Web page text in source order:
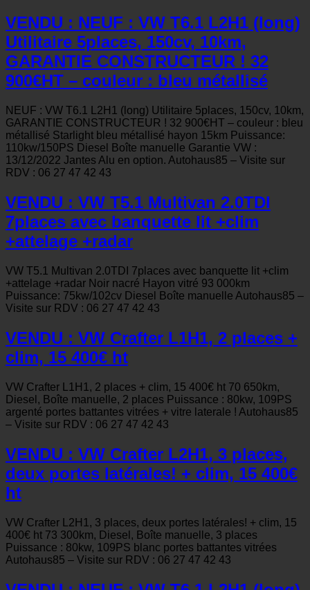
VENDU : NEUF : VW T6.1 L2H1 (long)
Utilitaire 5places, 150cv, 10km,
GARANTIE CONSTRUCTEUR ! 32
900€HT – couleur : bleu métallisé
NEUF : VW T6.1 L2H1 (long) Utilitaire 5places, 150cv, 10km,
GARANTIE CONSTRUCTEUR ! 32 900€HT – couleur : bleu
métallisé Starlight bleu métallisé hayon 15km Puissance:
110kw/150PS Diesel Boîte manuelle Garantie VW :
13/12/2022 Jantes Alu en option. Autohaus85 – Visite sur
RDV : 06 27 47 42 43
VENDU : VW T5.1 Multivan 2.0TDI
7places avec banquette lit +clim
+attelage +radar
VW T5.1 Multivan 2.0TDI 7places avec banquette lit +clim
+attelage +radar Noir nacré Hayon vitré 93 000km
Puissance: 75kw/102cv Diesel Boîte manuelle Autohaus85 –
Visite sur RDV : 06 27 47 42 43
VENDU : VW Crafter L1H1, 2 places +
clim, 15 400€ ht
VW Crafter L1H1, 2 places + clim, 15 400€ ht 70 650km,
Diesel, Boîte manuelle, 2 places Puissance : 80kw, 109PS
argenté portes battantes vitrées + vitre laterale ! Autohaus85
– Visite sur RDV : 06 27 47 42 43
VENDU : VW Crafter L2H1, 3 places,
deux portes latérales! + clim, 15 400€
ht
VW Crafter L2H1, 3 places, deux portes latérales! + clim, 15
400€ ht 73 300km, Diesel, Boîte manuelle, 3 places
Puissance : 80kw, 109PS blanc portes battantes vitrées
Autohaus85 – Visite sur RDV : 06 27 47 42 43